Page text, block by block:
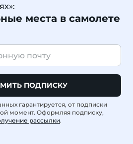
места в самолете
ПОДПИСКУ
гарантируется, от подписки
момент. Оформляя подписку,
рассылки.